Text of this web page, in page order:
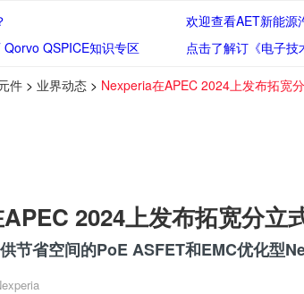
欢迎查看AET新能源
QSPICE知识专区
点击了解订《电子
件 > 业界动态 > Nexperia在APEC 2024上发布拓宽
2024上发布拓宽分立
节省空间的PoE ASFET和EMC优化型